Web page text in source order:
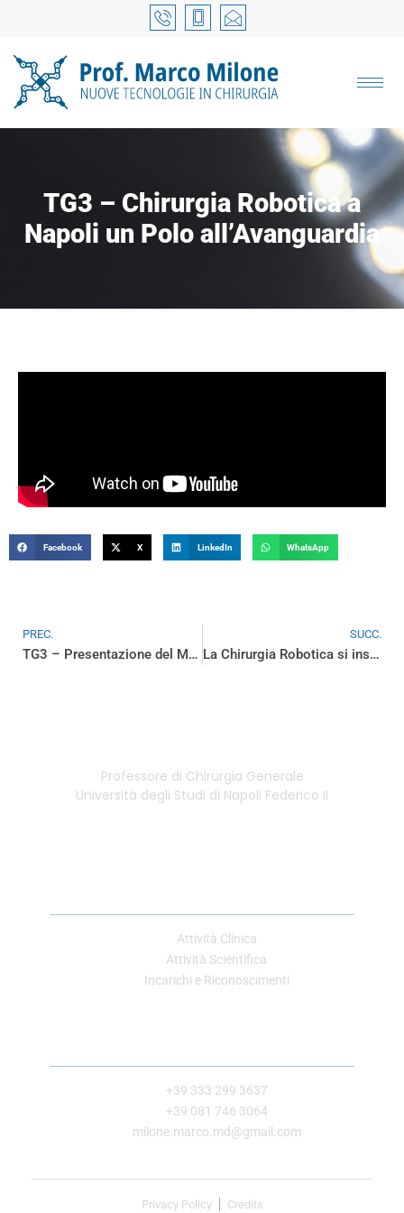
TG3 – Chirurgia Robotica a
Napoli un Polo all’Avanguardia
Facebook X LinkedIn WhatsApp
PREC.
TG3 – Presentazione del Master di II Livello – Chirurgia Robotica in Chirurgia Generale
SUCC.
La Chirurgia Robotica si insegna a Napoli
Professore di Chirurgia Generale
Università degli Studi di Napoli Federico II
Attività Clinica
Attività Scientifica
Incarichi e Riconoscimenti
+39 333 299 3637
+39 081 746 3064
milone.marco.md@gmail.com
Privacy Policy Credits